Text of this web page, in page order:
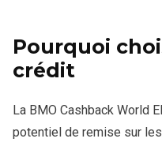
Pourquoi
crédit
La BMO Cashback World
potentiel de remise sur